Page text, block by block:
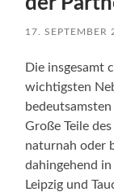
17. SEPTEMBER
Die insgesamt
wichtigsten
Große Teile
naturnah oder
dahingehend
Leipzig und